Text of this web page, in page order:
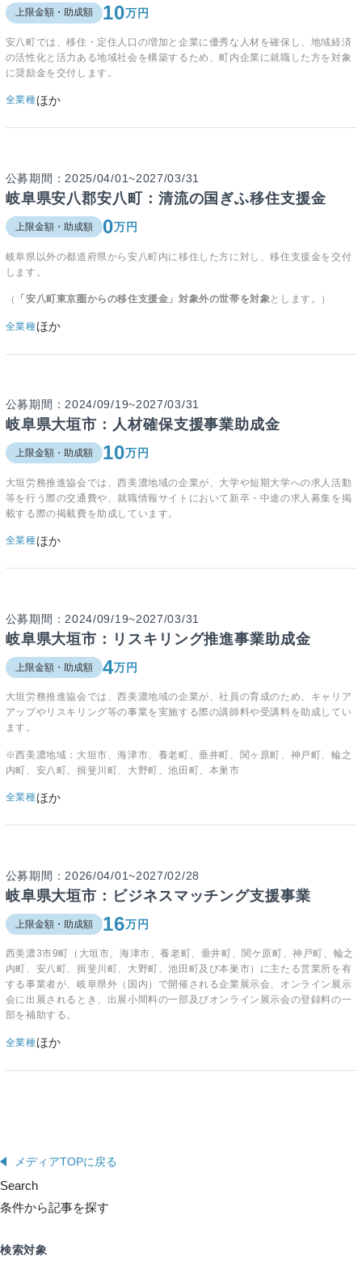
上限金額・助成額 10万円
安八町では、移住・定住人口の増加と企業に優秀な人材を確保し、地域経済
の活性化と活力ある地域社会を構築するため、町内企業に就職した方を対象
に奨励金を交付します。
全業種ほか
公募期間：2025/04/01~2027/03/31
岐阜県安八郡安八町：清流の国ぎふ移住支援金
上限金額・助成額 0万円
岐阜県以外の都道府県から安八町内に移住した方に対し、移住支援金を交付
します。
（ 「安八町東京圏からの移住支援金」対象外の世帯を対象とします。）
全業種ほか
公募期間：2024/09/19~2027/03/31
岐阜県大垣市：人材確保支援事業助成金
上限金額・助成額 10万円
大垣労務推進協会では、西美濃地域の企業が、大学や短期大学への求人活動
等を行う際の交通費や、就職情報サイトにおいて新卒・中途の求人募集を掲
載する際の掲載費を助成しています。
全業種ほか
公募期間：2024/09/19~2027/03/31
岐阜県大垣市：リスキリング推進事業助成金
上限金額・助成額 4万円
大垣労務推進協会では、西美濃地域の企業が、社員の育成のため、キャリア
アップやリスキリング等の事業を実施する際の講師料や受講料を助成してい
ます。
※西美濃地域：大垣市、海津市、養老町、垂井町、関ヶ原町、神戸町、輪之
内町、安八町、揖斐川町、大野町、池田町、本巣市
全業種ほか
公募期間：2026/04/01~2027/02/28
岐阜県大垣市：ビジネスマッチング支援事業
上限金額・助成額 16万円
西美濃3市9町（大垣市、海津市、養老町、垂井町、関ケ原町、神戸町、輪之
内町、安八町、揖斐川町、大野町、池田町及び本巣市）に主たる営業所を有
する事業者が、岐阜県外（国内）で開催される企業展示会、オンライン展示
会に出展されるとき、出展小間料の一部及びオンライン展示会の登録料の一
部を補助する。
全業種ほか
メディアTOPに戻る
Search
条件から記事を探す
検索対象